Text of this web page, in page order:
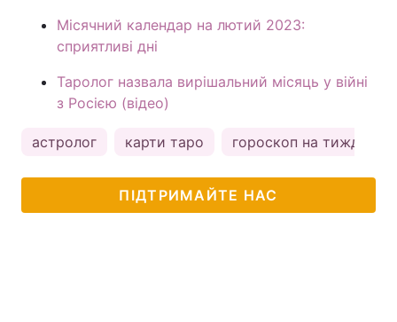
Місячний календар на лютий 2023:
сприятливі дні
Таролог назвала вирішальний місяць у війні
з Росією (відео)
астролог карти таро гороскоп на тиждень
ПІДТРИМАЙТЕ НАС